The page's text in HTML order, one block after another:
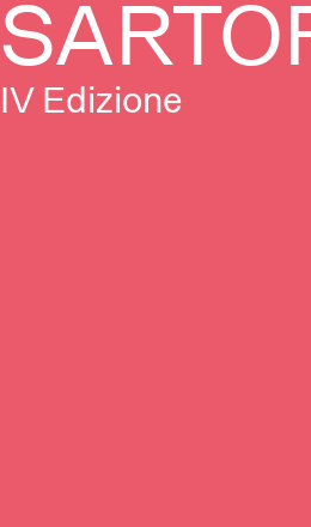
IV Edizione